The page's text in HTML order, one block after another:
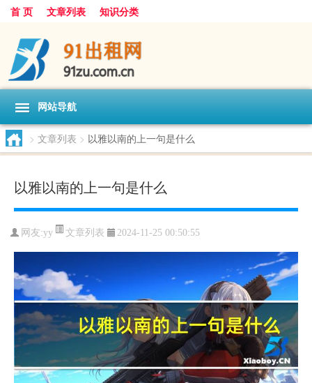
首 页 文章列表 知识分类
网站导航
> 文章列表 > 以雅以南的上一句是什么
以雅以南的上一句是什么
网友:yy 文章列表 2024-11-25 00:50:55